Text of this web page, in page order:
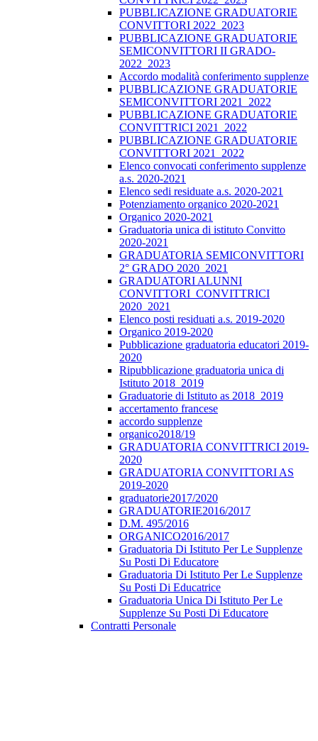
PUBBLICAZIONE GRADUATORIE
CONVITTORI 2022_2023
PUBBLICAZIONE GRADUATORIE
SEMICONVITTORI II GRADO-
2022_2023
Accordo modalità conferimento supplenze
PUBBLICAZIONE GRADUATORIE
SEMICONVITTORI 2021_2022
PUBBLICAZIONE GRADUATORIE
CONVITTRICI 2021_2022
PUBBLICAZIONE GRADUATORIE
CONVITTORI 2021_2022
Elenco convocati conferimento supplenze
a.s. 2020-2021
Elenco sedi residuate a.s. 2020-2021
Potenziamento organico 2020-2021
Organico 2020-2021
Graduatoria unica di istituto Convitto
2020-2021
GRADUATORIA SEMICONVITTORI
2° GRADO 2020_2021
GRADUATORI ALUNNI
CONVITTORI_CONVITTRICI
2020_2021
Elenco posti residuati a.s. 2019-2020
Organico 2019-2020
Pubblicazione graduatoria educatori 2019-
2020
Ripubblicazione graduatoria unica di
Istituto 2018_2019
Graduatorie di Istituto as 2018_2019
accertamento francese
accordo supplenze
organico2018/19
GRADUATORIA CONVITTRICI 2019-
2020
GRADUATORIA CONVITTORI AS
2019-2020
graduatorie2017/2020
GRADUATORIE2016/2017
D.M. 495/2016
ORGANICO2016/2017
Graduatoria Di Istituto Per Le Supplenze
Su Posti Di Educatore
Graduatoria Di Istituto Per Le Supplenze
Su Posti Di Educatrice
Graduatoria Unica Di Istituto Per Le
Supplenze Su Posti Di Educatore
Contratti Personale